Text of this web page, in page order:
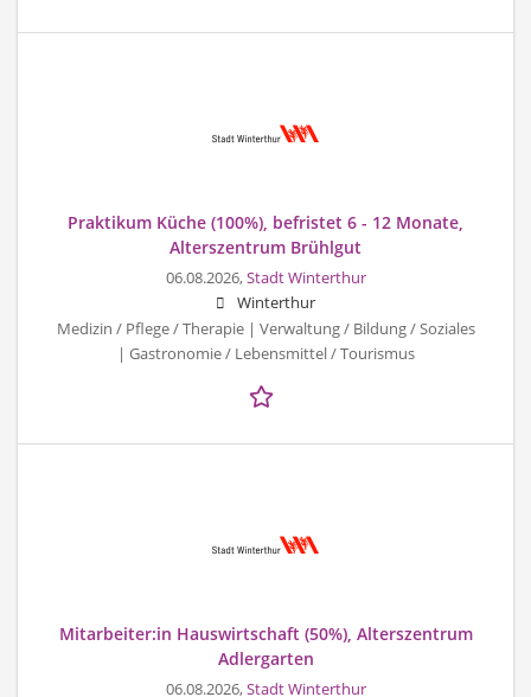
Praktikum Küche (100%), befristet 6 - 12 Monate,
Alterszentrum Brühlgut
06.08.2026,Stadt Winterthur
Winterthur
Medizin / Pflege / Therapie | Verwaltung / Bildung / Soziales
| Gastronomie / Lebensmittel / Tourismus
Mitarbeiter:in Hauswirtschaft (50%), Alterszentrum
Adlergarten
06.08.2026,Stadt Winterthur